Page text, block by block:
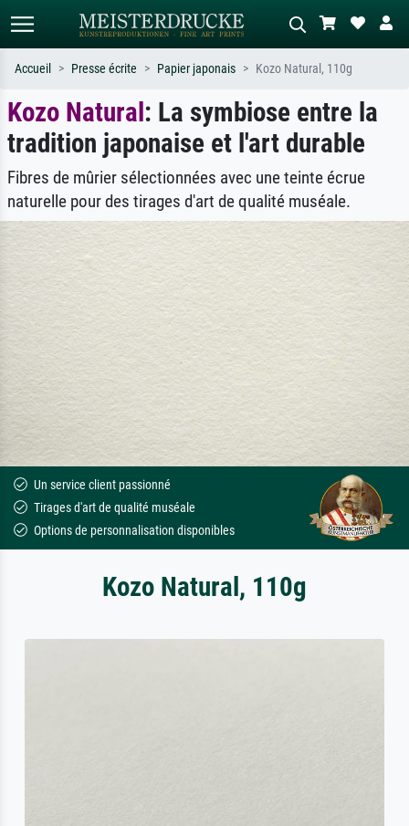
Recherche standard Recherche d'images IA
Recherchez par artiste, titre ou style –
ex. Monet, Nuit étoilée,
impressionnisme, vague de Hokusai,
nu.
Décrivez la scène – ex. prairie verte,
abstrait avec beaucoup de rouge,
tableau sombre, nu debout près d'un
arbre.
Accueil Presse écrite Papier japonais Kozo Natural, 110g
Kozo Natural : La symbiose entre la
tradition japonaise et l'art durable
Fibres de mûrier sélectionnées avec une teinte écrue
naturelle pour des tirages d'art de qualité muséale.
Un service client passionné
Tirages d'art de qualité muséale
Options de personnalisation disponibles
Kozo Natural, 110g